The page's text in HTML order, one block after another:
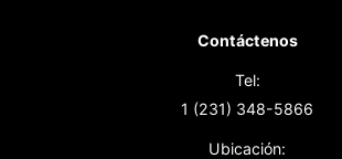
Contáctenos
Tel:
1 (231) 348-5866
Ubicación: